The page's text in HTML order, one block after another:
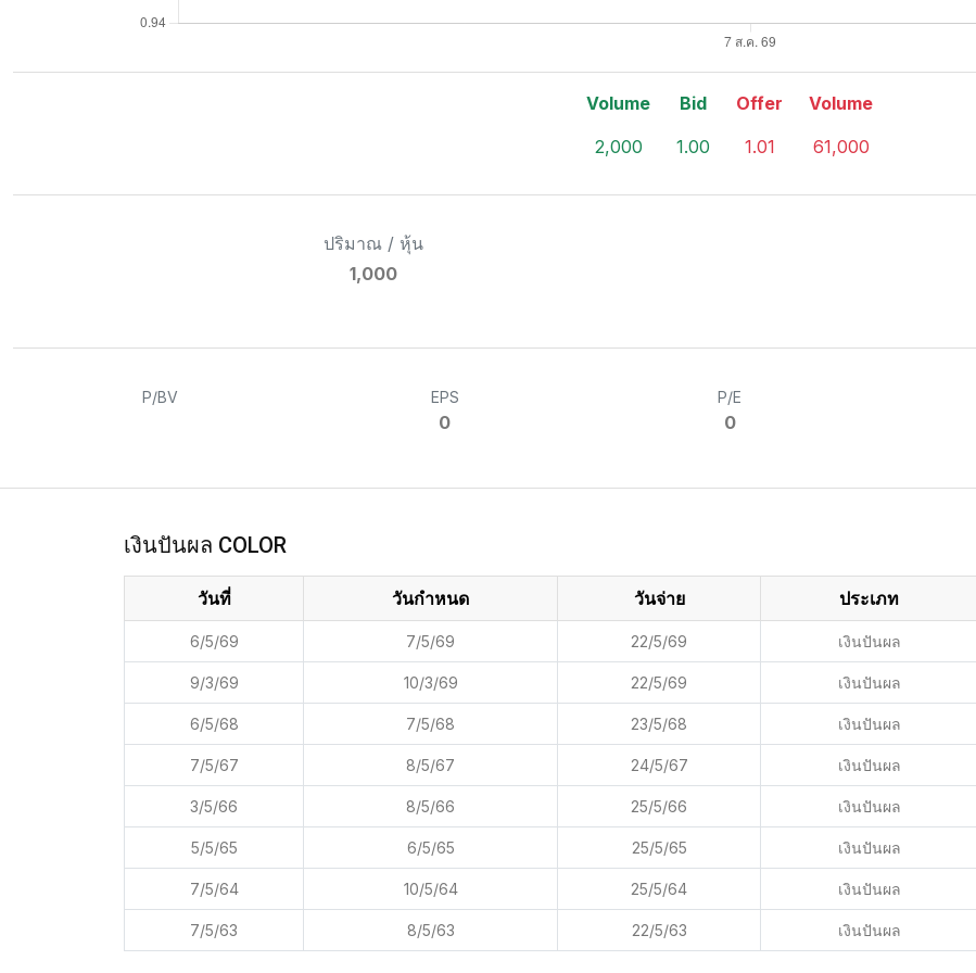
Volume
2,000
Bid
1.00
Offer
1.01
Volume
61,000
ปริมาณ / หุ้น
1,000
P/BV EPS
0
P/E
0
เงินปันผล COLOR
วันที่ วันกำหนด วันจ่าย ประเภท
6/5/69 7/5/69 22/5/69 เงินปันผล
9/3/69 10/3/69 22/5/69 เงินปันผล
6/5/68 7/5/68 23/5/68 เงินปันผล
7/5/67 8/5/67 24/5/67 เงินปันผล
3/5/66 8/5/66 25/5/66 เงินปันผล
5/5/65 6/5/65 25/5/65 เงินปันผล
7/5/64 10/5/64 25/5/64 เงินปันผล
7/5/63 8/5/63 22/5/63 เงินปันผล